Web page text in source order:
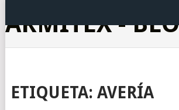
ARMITEX -
ETIQUETA: AVERÍA